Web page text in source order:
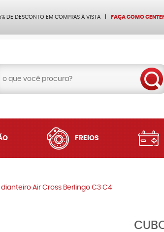
DE DESCONTO EM COMPRAS À VISTA FAÇA COMO
FREIOS
Air Cross Berlingo C3 C4